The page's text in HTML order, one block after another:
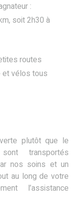
:
soit 2h30 à
routes
et vélos tous
plutôt que le
transportés
nos soins et un
au long de votre
l’assistance